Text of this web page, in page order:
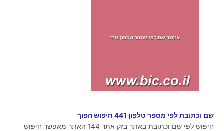
שם וכתובת לפי מספר טלפון 441 חיפוש הפוך
חיפוש לפי שם וכתובת באתר בזק אתר 144 האתר מאפשר חיפוש